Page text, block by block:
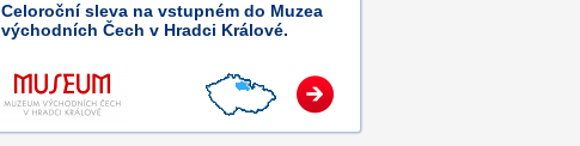
Celoroční sleva na vstupném do Muzea
východních Čech v Hradci Králové.